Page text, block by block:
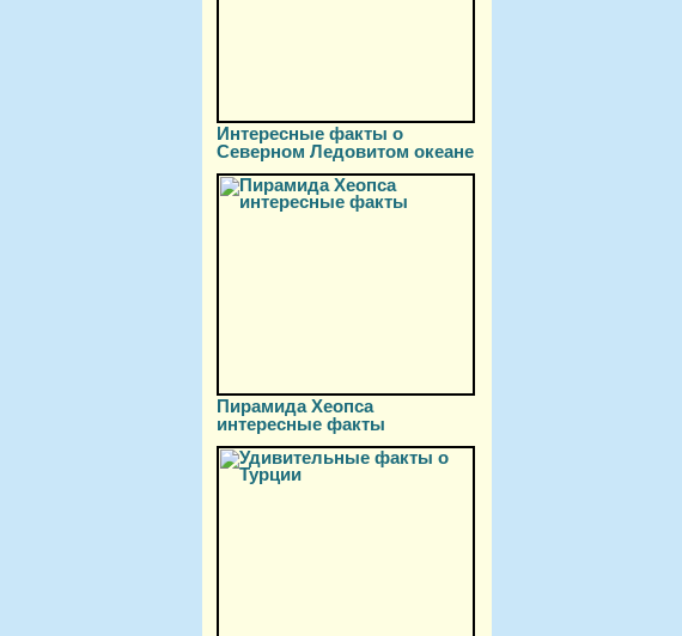
Интересные факты о
Северном Ледовитом океане
Пирамида Хеопса
интересные факты